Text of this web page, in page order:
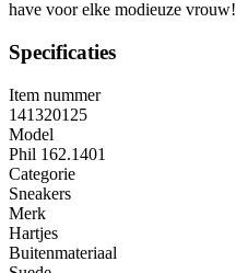
have voor elke modieuze vrouw!
Specificaties
Item nummer
141320125
Model
Phil 162.1401
Categorie
Sneakers
Merk
Hartjes
Buitenmateriaal